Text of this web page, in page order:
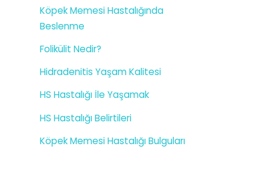
Köpek Memesi Hastalığında
Beslenme
Folikülit Nedir?
Hidradenitis Yaşam Kalitesi
HS Hastalığı İle Yaşamak
HS Hastalığı Belirtileri
Köpek Memesi Hastalığı Bulguları